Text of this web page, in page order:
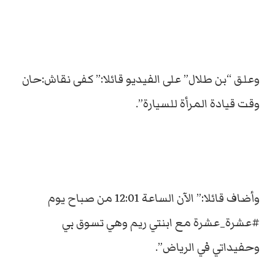
وعلق “بن طلال” على الفيديو قائلا:” كفى نقاش:حان
وقت قيادة المرأة للسيارة”.
وأضاف قائلا:” الآن الساعة 12:01 من صباح يوم
#عشرة_عشرة مع ابنتي ريم وهي تسوق بي
وحفيداتي في الرياض”.